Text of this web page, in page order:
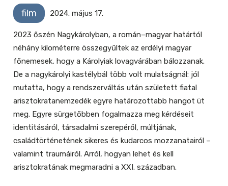
film 2024. május 17.
2023 őszén Nagykárolyban, a román–magyar határtól
néhány kilométerre összegyűltek az erdélyi magyar
főnemesek, hogy a Károlyiak lovagvárában bálozzanak.
De a nagykárolyi kastélybál több volt mulatságnál: jól
mutatta, hogy a rendszerváltás után született fiatal
arisztokratanemzedék egyre határozottabb hangot üt
meg. Egyre sürgetőbben fogalmazza meg kérdéseit
identitásáról, társadalmi szerepéről, múltjának,
családtörténetének sikeres és kudarcos mozzanatairól –
valamint traumáiról. Arról, hogyan lehet és kell
arisztokratának megmaradni a XXI. században.